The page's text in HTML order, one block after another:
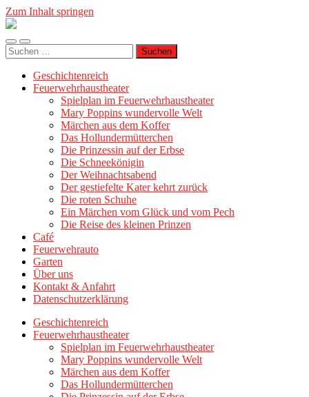
Zum Inhalt springen
Geschichtenreich
Mobile-
Menü
Suchfeld
ein-/ausblenden
Suche
nach:
Geschichtenreich
Feuerwehrhaustheater
Spielplan im Feuerwehrhaustheater
Mary Poppins wundervolle Welt
Märchen aus dem Koffer
Das Hollundermütterchen
Die Prinzessin auf der Erbse
Die Schneekönigin
Der Weihnachtsabend
Der gestiefelte Kater kehrt zurück
Die roten Schuhe
Ein Märchen vom Glück und vom Pech
Die Reise des kleinen Prinzen
Café
Feuerwehrauto
Garten
Über uns
Kontakt & Anfahrt
Datenschutzerklärung
Geschichtenreich
Feuerwehrhaustheater
Spielplan im Feuerwehrhaustheater
Mary Poppins wundervolle Welt
Märchen aus dem Koffer
Das Hollundermütterchen